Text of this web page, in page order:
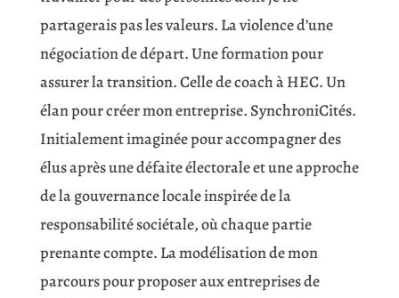
partagerais pas les valeurs. La violence d’une
négociation de départ. Une formation pour
assurer la transition. Celle de coach à HEC. Un
élan pour créer mon entreprise. SynchroniCités.
Initialement imaginée pour accompagner des
élus après une défaite électorale et une approche
de la gouvernance locale inspirée de la
responsabilité sociétale, où chaque partie
prenante compte. La modélisation de mon
parcours pour proposer aux entreprises de